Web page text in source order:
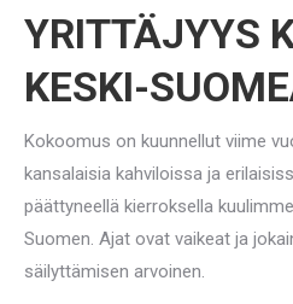
YRITTÄJYYS
KESKI-
Kokoomus on kuunnellut viime
kansalaisia kahviloissa ja
päättyneellä kierroksella
Suomen. Ajat ovat vaikeat ja
säilyttämisen arvoinen.